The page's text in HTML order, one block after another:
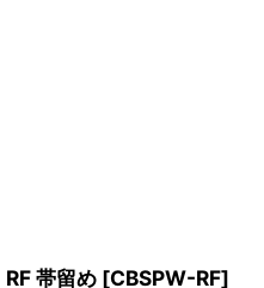
RF 帯留め [CBSPW-RF]